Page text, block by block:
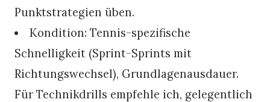
Punktstrategien üben.
Kondition: Tennis-spezifische
Schnelligkeit (Sprint-Sprints mit
Richtungswechsel), Grundlagenausdauer.
Für Technikdrills empfehle ich, gelegentlich